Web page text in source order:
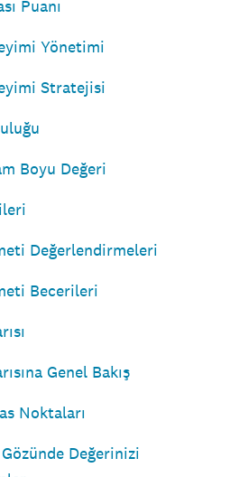
Puanı
Yönetimi
Stratejisi
Boyu Değeri
Değerlendirmeleri
Becerileri
Genel Bakış
Noktaları
Değerinizi